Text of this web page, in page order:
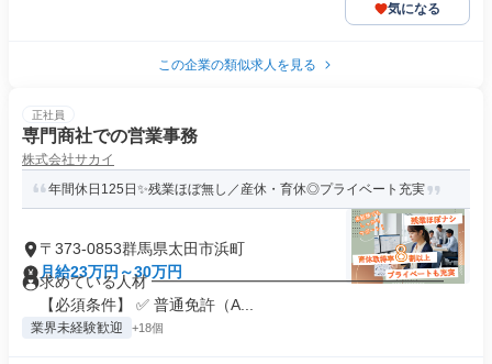
気になる
この企業の類似求人を見る
正社員
専門商社での営業事務
株式会社サカイ
年間休日125日✨残業ほぼ無し／産休・育休◎プライベート充実
〒373-0853群馬県太田市浜町
月給23万円～30万円
求めている人材 ━━━━━━━━━━━━━━━━━━━
【必須条件】 ✅ 普通免許（A...
業界未経験歓迎 +18個